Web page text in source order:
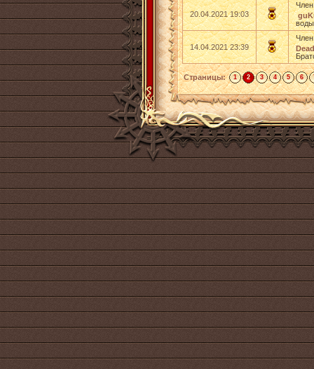
20.04.2021 19:03
14.04.2021 23:39
Страницы: 1 2 3 4 5 6